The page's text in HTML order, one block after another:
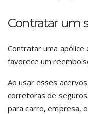
Contratar um
Contratar uma apólice
favorece um
Ao usar esses
corretoras de
para carro, empresa,